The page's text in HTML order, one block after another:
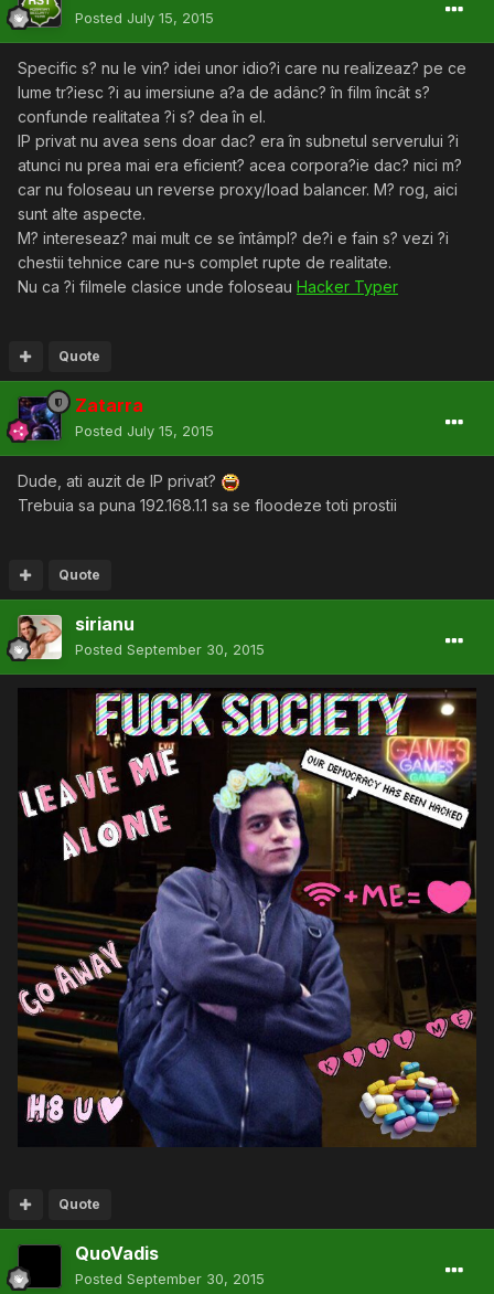
Posted July 15, 2015
Specific s? nu le vin? idei unor idio?i care nu realizeaz? pe ce
lume tr?iesc ?i au imersiune a?a de adânc? în film încât s?
confunde realitatea ?i s? dea în el.
IP privat nu avea sens doar dac? era în subnetul serverului ?i
atunci nu prea mai era eficient? acea corpora?ie dac? nici m?
car nu foloseau un reverse proxy/load balancer. M? rog, aici
sunt alte aspecte.
M? intereseaz? mai mult ce se întâmpl? de?i e fain s? vezi ?i
chestii tehnice care nu-s complet rupte de realitate.
Nu ca ?i filmele clasice unde foloseau Hacker Typer
Quote
Zatarra
Posted July 15, 2015
Dude, ati auzit de IP privat?
Trebuia sa puna 192.168.1.1 sa se floodeze toti prostii
Quote
sirianu
Posted September 30, 2015
Quote
QuoVadis
Posted September 30, 2015